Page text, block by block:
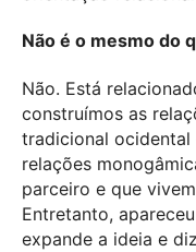
Não é o mesmo do
Não. Está
construímos as
tradicional
relações
parceiro e que
Entretanto,
expande a ideia e